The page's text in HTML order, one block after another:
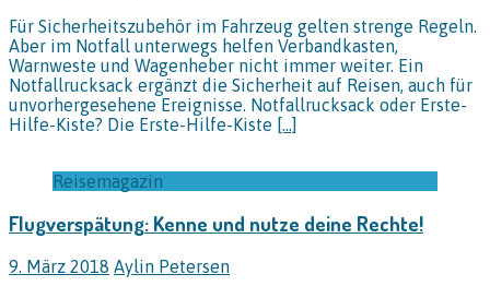
Für Sicherheitszubehör im Fahrzeug gelten strenge Regeln.
Aber im Notfall unterwegs helfen Verbandkasten,
Warnweste und Wagenheber nicht immer weiter. Ein
Notfallrucksack ergänzt die Sicherheit auf Reisen, auch für
unvorhergesehene Ereignisse. Notfallrucksack oder Erste-
Hilfe-Kiste? Die Erste-Hilfe-Kiste […]
Reisemagazin
Flugverspätung: Kenne und nutze deine Rechte!
9. März 2018 Aylin Petersen